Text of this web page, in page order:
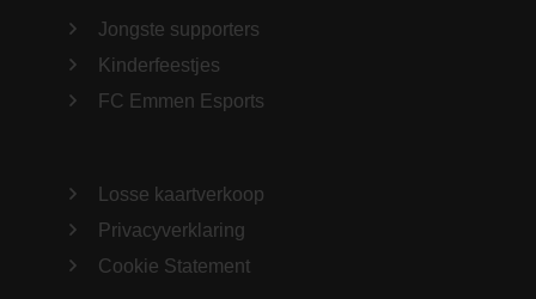
Jongste supporters
Kinderfeestjes
FC Emmen Esports
Losse kaartverkoop
Privacyverklaring
Cookie Statement